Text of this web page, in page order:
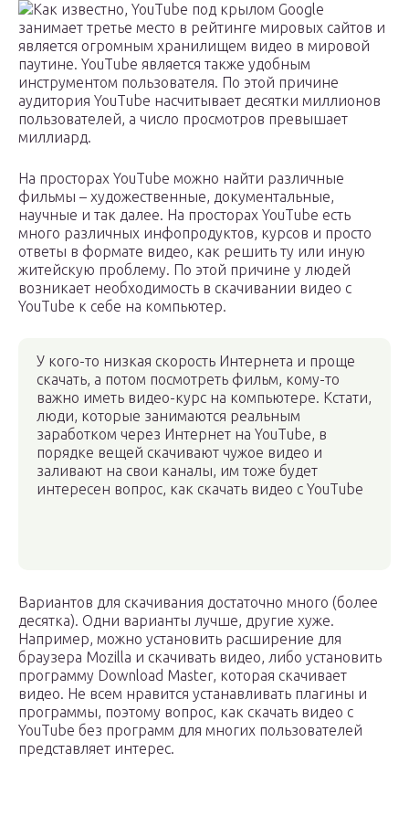
Как известно, YouTube под крылом Google
занимает третье место в рейтинге мировых сайтов и
является огромным хранилищем видео в мировой
паутине. YouTube является также удобным
инструментом пользователя. По этой причине
аудитория YouTube насчитывает десятки миллионов
пользователей, а число просмотров превышает
миллиард.
На просторах YouTube можно найти различные
фильмы – художественные, документальные,
научные и так далее. На просторах YouTube есть
много различных инфопродуктов, курсов и просто
ответы в формате видео, как решить ту или иную
житейскую проблему. По этой причине у людей
возникает необходимость в скачивании видео с
YouTube к себе на компьютер.
У кого-то низкая скорость Интернета и проще
скачать, а потом посмотреть фильм, кому-то
важно иметь видео-курс на компьютере. Кстати,
люди, которые занимаются реальным
заработком через Интернет на YouTube, в
порядке вещей скачивают чужое видео и
заливают на свои каналы, им тоже будет
интересен вопрос, как скачать видео с YouTube
Вариантов для скачивания достаточно много (более
десятка). Одни варианты лучше, другие хуже.
Например, можно установить расширение для
браузера Mozilla и скачивать видео, либо установить
программу Download Master, которая скачивает
видео. Не всем нравится устанавливать плагины и
программы, поэтому вопрос, как скачать видео с
YouTube без программ для многих пользователей
представляет интерес.